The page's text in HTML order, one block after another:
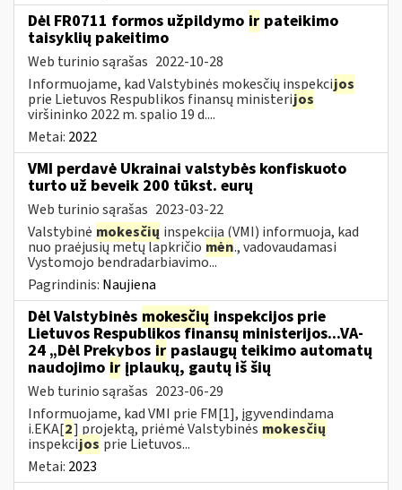
Dėl FR0711 formos užpildymo ir pateikimo
taisyklių pakeitimo
Web turinio sąrašas 2022-10-28
Informuojame, kad Valstybinės mokesčių inspekcijos
prie Lietuvos Respublikos finansų ministerijos
viršininko 2022 m. spalio 19 d....
Metai: 2022
VMI perdavė Ukrainai valstybės konfiskuoto
turto už beveik 200 tūkst. eurų
Web turinio sąrašas 2023-03-22
Valstybinė mokesčių inspekcija (VMI) informuoja, kad
nuo praėjusių metų lapkričio mėn., vadovaudamasi
Vystomojo bendradarbiavimo...
Pagrindinis: Naujiena
Dėl Valstybinės mokesčių inspekcijos prie
Lietuvos Respublikos finansų ministerijos...VA-
24 „Dėl Prekybos ir paslaugų teikimo automatų
naudojimo ir įplaukų, gautų iš šių
Web turinio sąrašas 2023-06-29
Informuojame, kad VMI prie FM[1], įgyvendindama
i.EKA[2] projektą, priėmė Valstybinės mokesčių
inspekcijos prie Lietuvos...
Metai: 2023